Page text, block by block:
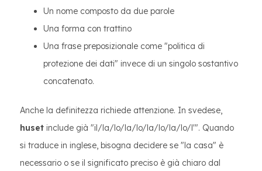
Un nome composto da due parole
Una forma con trattino
Una frase preposizionale come "politica di
protezione dei dati" invece di un singolo sostantivo
concatenato.
Anche la definitezza richiede attenzione. In svedese,
huset include già "il/la/lo/la/lo/la/lo/la/lo/l'". Quando
si traduce in inglese, bisogna decidere se "la casa" è
necessario o se il significato preciso è già chiaro dal